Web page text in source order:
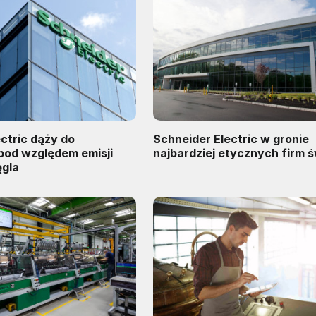
dąży do
Schneider Electric w gronie
najbardziej etycznych firm